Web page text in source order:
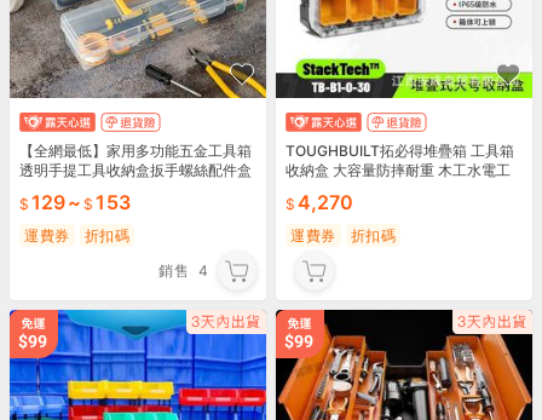
【全網最低】家用多功能五金工具箱
透明手提工具收納盒扳手螺絲配件盒
129~ 153
運費券
折扣碼
銷售 4
TOUGHBUILT拓必得堆疊箱 工具箱
收納盒 大容量防摔耐重 木工水電工
4,270
運費券 折扣碼